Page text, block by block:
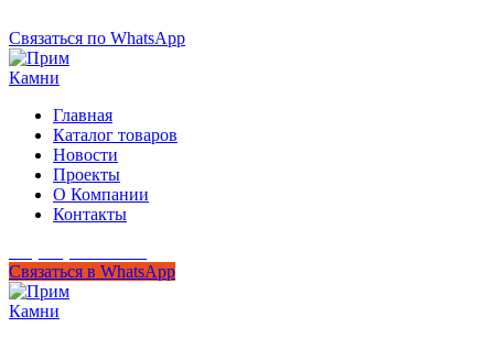
Связаться по WhatsApp
Главная
Каталог товаров
Новости
Проекты
О Компании
Контакты
Связаться в WhatsApp